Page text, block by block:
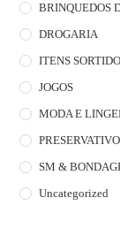
BRINQUEDOS
DROGARIA
ITENS
JOGOS
MODA E
SM &
Uncategorized